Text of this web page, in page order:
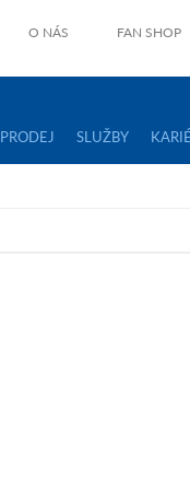
O NÁS FAN SHOP
PRODEJ SLUŽBY